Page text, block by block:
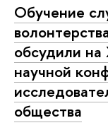
Обучение
обсудили
научной
общества